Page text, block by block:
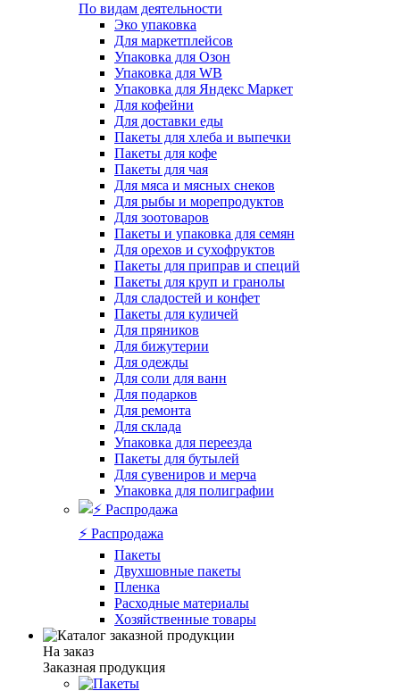
По видам деятельности
Эко упаковка
Для маркетплейсов
Упаковка для Озон
Упаковка для WB
Упаковка для Яндекс Маркет
Для кофейни
Для доставки еды
Пакеты для хлеба и выпечки
Пакеты для кофе
Пакеты для чая
Для мяса и мясных снеков
Для рыбы и морепродуктов
Для зоотоваров
Пакеты и упаковка для семян
Для орехов и сухофруктов
Пакеты для приправ и специй
Пакеты для круп и гранолы
Для сладостей и конфет
Пакеты для куличей
Для пряников
Для бижутерии
Для одежды
Для соли для ванн
Для подарков
Для ремонта
Для склада
Упаковка для переезда
Пакеты для бутылей
Для сувениров и мерча
Упаковка для полиграфии
⚡️ Распродажа
Пакеты
Двухшовные пакеты
Пленка
Расходные материалы
Хозяйственные товары
На заказ
Заказная продукция